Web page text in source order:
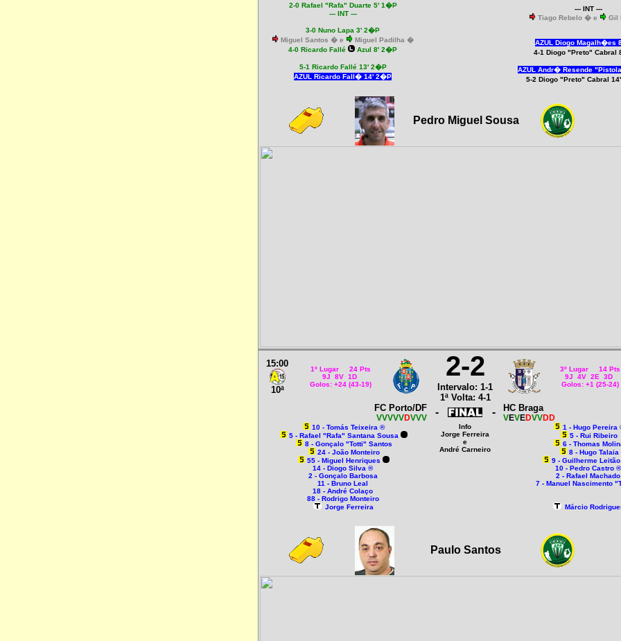
2-0 Rafael "Rafa" Duarte 5' 1�P
--- INT ---
3-0 Nuno Lapa 3' 2�P
Miguel Santos � e
Miguel Padilha �
4-0 Ricardo Fallé Azul 8' 2�P
5-1 Ricardo Fallé 13' 2�P
AZUL Ricardo Fall� 14' 2�P
--- INT ---
Tiago Rebelo � e
Gil
AZUL Diogo Magalh�es
4-1 Diogo "Preto" Cabral
AZUL Andr� Resende
5-2 Diogo "Preto" Cabral
Pedro Miguel Sousa
15:00
10ª
1º Lugar 24 Pts
9J 8V 1D
Golos: +24 (43-19)
2-2
Intervalo: 1-1
1ª Volta: 4-1
3º Lugar 14 Pts
9J 4V 2E 3D
Golos: +1 (25-24)
FC Porto/DF
VVVVVDVVV - - HC Braga
VEVEDVVDD
10 - Tomás Teixeira ®
5 - Rafael "Rafa" Santana Sousa
8 - Gonçalo "Totti" Santos
24 - João Monteiro
55 - Miguel Henriques
14 - Diogo Silva ®
2 - Gonçalo Barbosa
11 - Bruno Leal
18 - André Colaço
88 - Rodrigo Monteiro
Jorge Ferreira
Info
Jorge Ferreira
e
André Carneiro
1 - Hugo Pereira
5 - Rui Ribeiro
6 - Thomas
8 - Hugo Talaia
9 - Guilherme Leitão
10 - Pedro Castro ®
2 - Rafael Machado
7 - Manuel Nascimento
Márcio
Paulo Santos